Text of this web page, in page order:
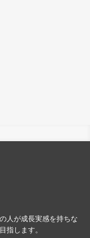
人が成長実感を持ちな
指します。